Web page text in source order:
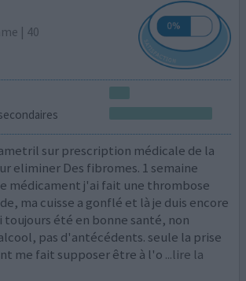
| 40
sur prescription médicale de la
eliminer Des fibromes. 1 semaine
médicament j'ai fait une thrombose
ma cuisse a gonflé et là je duis encore
toujours été en bonne santé, non
pas d'antécédents. seule la prise
me fait supposer être à l'o ...lire la